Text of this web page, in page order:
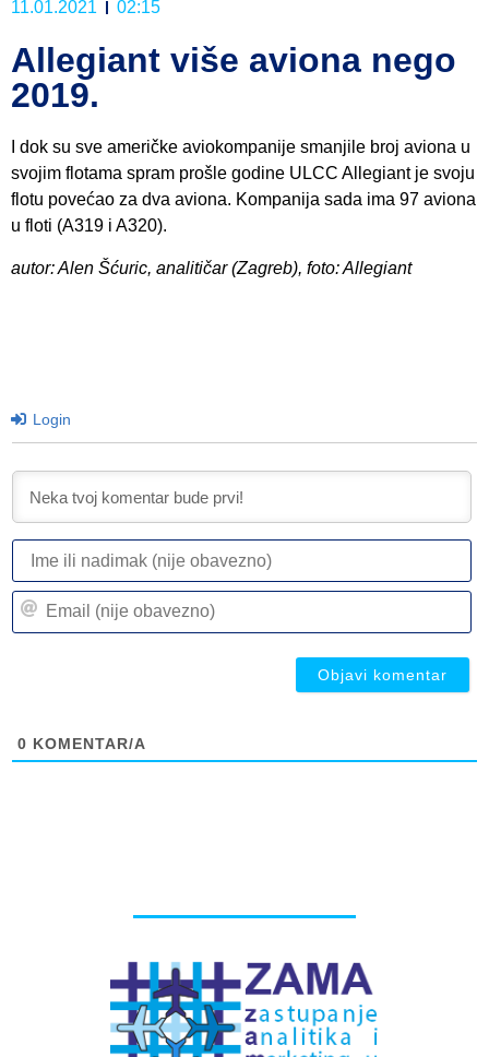
11.01.2021 02:15
Allegiant više aviona nego
2019.
I dok su sve američke aviokompanije smanjile broj aviona u
svojim flotama spram prošle godine ULCC Allegiant je svoju
flotu povećao za dva aviona. Kompanija sada ima 97 aviona
u floti (A319 i A320).
autor: Alen Šćuric, analitičar (Zagreb), foto: Allegiant
Login
0 KOMENTAR/A